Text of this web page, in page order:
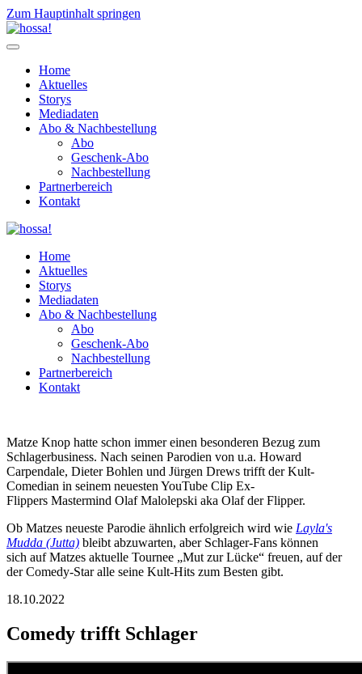
Zum Hauptinhalt springen
Home
Aktuelles
Storys
Mediadaten
Abo & Nachbestellung
Abo
Geschenk-Abo
Nachbestellung
Partnerbereich
Kontakt
Home
Aktuelles
Storys
Mediadaten
Abo & Nachbestellung
Abo
Geschenk-Abo
Nachbestellung
Partnerbereich
Kontakt
Matze Knop hatte schon immer einen besonderen Bezug zum
Schlagerbusiness. Nach seinen Parodien von u.a. Howard
Carpendale, Dieter Bohlen und Jürgen Drews trifft der Kult-
Comedian in seinem neuesten YouTube Clip Ex-
Flippers Mastermind Olaf Malolepski aka Olaf der Flipper.
Ob Matzes neueste Parodie ähnlich erfolgreich wird wie Layla's
Mudda (Jutta) bleibt abzuwarten, aber Schlager-Fans können
sich auf Matzes aktuelle Tournee „Mut zur Lücke“ freuen, auf der
der Comedy-Star alle seine Kult-Hits zum Besten gibt.
18.10.2022
Comedy trifft Schlager